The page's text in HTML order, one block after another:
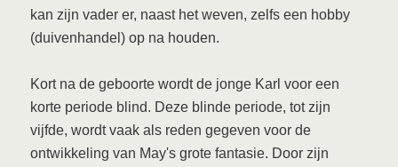
kan zijn vader er, naast het weven, zelfs een hobby
(duivenhandel) op na houden.
Kort na de geboorte wordt de jonge Karl voor een
korte periode blind. Deze blinde periode, tot zijn
vijfde, wordt vaak als reden gegeven voor de
ontwikkeling van May's grote fantasie. Door zijn